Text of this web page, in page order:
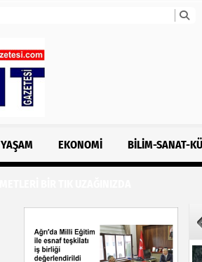
YAŞAM EKONOMI BILIM-SANAT-